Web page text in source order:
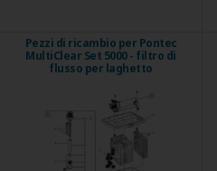
Pezzi di ricambio per Pontec
MultiClear Set 5000 - filtro di
flusso per laghetto